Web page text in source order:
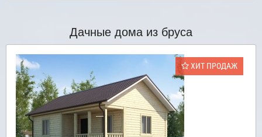
Дачные дома из бруса
ХИТ ПРОДАЖ